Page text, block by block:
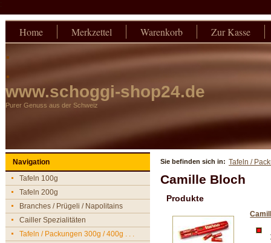
:
Home Merkzettel Warenkorb Zur Kasse
.
.
www.schoggi-shop24.de
Purer Genuss aus der Schweiz
Navigation
Tafeln 100g
Tafeln 200g
Branches / Prügeli / Napolitains
Cailler Spezialitäten
Tafeln / Packungen 300g / 400g . . .
Sie befinden sich in: Tafeln /
Camille Bloch
Produkte